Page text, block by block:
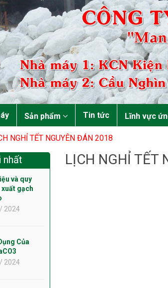
Sản phẩm Tin tức Lĩnh vực
NGHỈ TẾT NGUYÊN ĐÁN 2018
LỊCH NGHỈ TẾT
nhất
và quy
gạch
2024
Của
2024